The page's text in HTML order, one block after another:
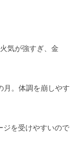
気が強すぎ、金
月。体調を崩しやす
ジを受けやすいので